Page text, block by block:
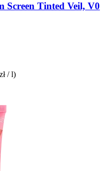
Screen Tinted Veil, V0
/ l)